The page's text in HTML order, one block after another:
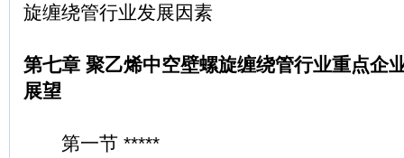
旋缠绕管行业发展因素
第七章 聚乙烯中空壁螺旋缠绕管行业重点企
展望
第一节 *****